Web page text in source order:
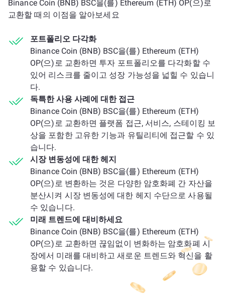
Binance Coin (BNB) BSC을(를) Ethereum (ETH) OP(으)로
교환할 때의 이점을 알아보세요
포트폴리오 다각화
Binance Coin (BNB) BSC을(를) Ethereum (ETH)
OP(으)로 교환하면 투자 포트폴리오를 다각화할 수
있어 리스크를 줄이고 성장 가능성을 넓힐 수 있습니
다.
독특한 사용 사례에 대한 접근
Binance Coin (BNB) BSC을(를) Ethereum (ETH)
OP(으)로 교환하면 플랫폼 접근, 서비스, 스테이킹 보
상을 포함한 고유한 기능과 유틸리티에 접근할 수 있
습니다.
시장 변동성에 대한 헤지
Binance Coin (BNB) BSC을(를) Ethereum (ETH)
OP(으)로 변환하는 것은 다양한 암호화폐 간 자산을
분산시켜 시장 변동성에 대한 헤지 수단으로 사용될
수 있습니다.
미래 트렌드에 대비하세요
Binance Coin (BNB) BSC을(를) Ethereum (ETH)
OP(으)로 교환하면 끊임없이 변화하는 암호화폐 시
장에서 미래를 대비하고 새로운 트렌드와 혁신을 활
용할 수 있습니다.